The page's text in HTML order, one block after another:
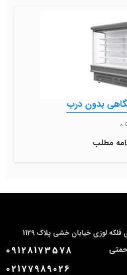
بدون درب
مطلب
لوزی خیابان خشی پلاک 1129
09128173578
02177989026